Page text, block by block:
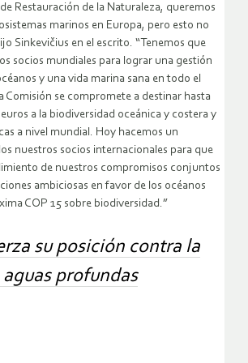
Restauración de la Naturaleza, queremos
marinos en Europa, pero esto no
Sinkevičius en el escrito. “Tenemos que
socios mundiales para lograr una gestión
y una vida marina sana en todo el
Comisión se compromete a destinar hasta
a la biodiversidad oceánica y costera y
a nivel mundial. Hoy hacemos un
nuestros socios internacionales para que
de nuestros compromisos conjuntos
ambiciosas en favor de los océanos
COP 15 sobre biodiversidad.”
su posición contra la
profundas